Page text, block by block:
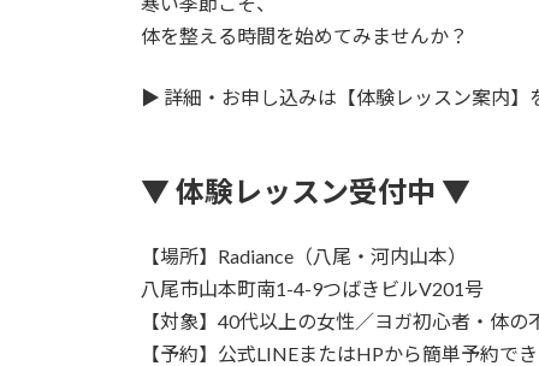
体を整える時間を始めてみませんか？
▶︎ 詳細・お申し込みは【体験レッスン案内】
▼ 体験レッスン受付中 ▼
【場所】Radiance（八尾・河内山本）
八尾市山本町南1-4-9つばきビルV201号
【対象】40代以上の女性／ヨガ初心者・体
【予約】公式LINEまたはHPから簡単予約で